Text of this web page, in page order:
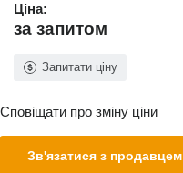
Ціна:
за запитом
Запитати ціну
Сповіщати про зміну ціни
Зв'язатися з продавцем